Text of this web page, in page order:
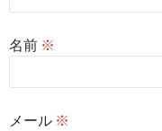
名前 ※
メール ※